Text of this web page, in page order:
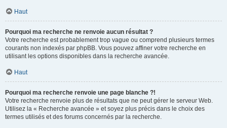
Haut
Pourquoi ma recherche ne renvoie aucun résultat ?
Votre recherche est probablement trop vague ou comprend plusieurs termes
courants non indexés par phpBB. Vous pouvez affiner votre recherche en
utilisant les options disponibles dans la recherche avancée.
Haut
Pourquoi ma recherche renvoie une page blanche ?!
Votre recherche renvoie plus de résultats que ne peut gérer le serveur Web.
Utilisez la « Recherche avancée » et soyez plus précis dans le choix des
termes utilisés et des forums concernés par la recherche.